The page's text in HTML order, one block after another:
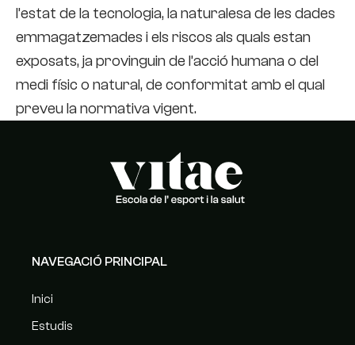
l’estat de la tecnologia, la naturalesa de les dades
emmagatzemades i els riscos als quals estan
exposats, ja provinguin de l’acció humana o del
medi físic o natural, de conformitat amb el qual
preveu la normativa vigent.
NAVEGACIÓ PRINCIPAL
Inici
Estudis